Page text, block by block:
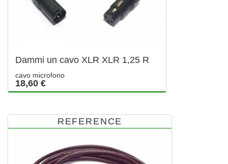
Dammi un cavo XLR XLR 1,25 R
cavo microfono
18,60 €
REFERENCE